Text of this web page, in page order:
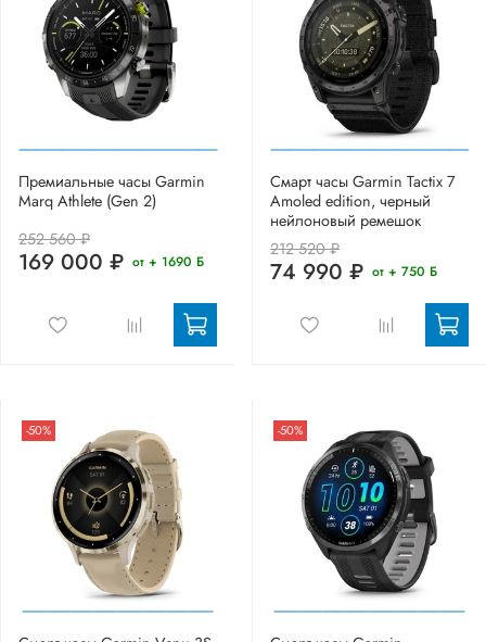
Премиальные часы Garmin
Marq Athlete (Gen 2)
252 560 ₽
169 000 ₽ от + 1690 Б
Смарт часы Garmin Tactix 7
Amoled edition, черный
нейлоновый ремешок
212 520 ₽
74 990 ₽ от + 750 Б
-50% -50%